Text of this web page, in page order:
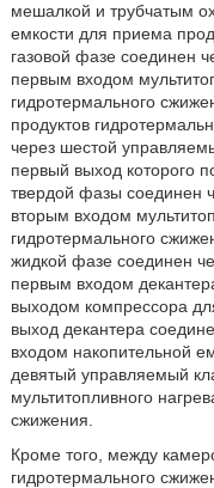
мешалкой и трубчатым
емкости для приема
газовой фазе соединен
первым входом
гидротермального
продуктов
через шестой
первый выход которого
твердой фазы соединен
вторым входом
гидротермального
жидкой фазе соединен
первым входом
выходом компрессора
выход декантера
входом накопительной
девятый управляемый
мультитопливного
сжижения.
Кроме того, между
гидротермального